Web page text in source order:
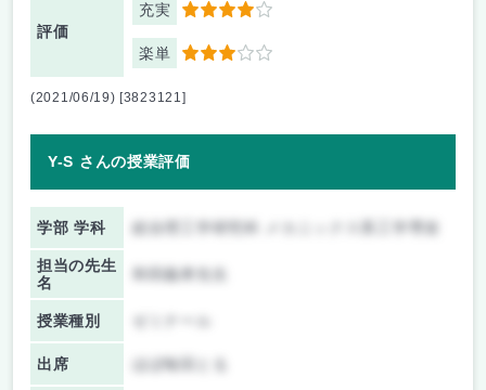
評価
充実 4
楽単 3
(2021/06/19) [3823121]
Y-S さんの授業評価
学部 学科
担当の先生
名
和田義孝先生
授業種別
出席 ほぼ毎回とる